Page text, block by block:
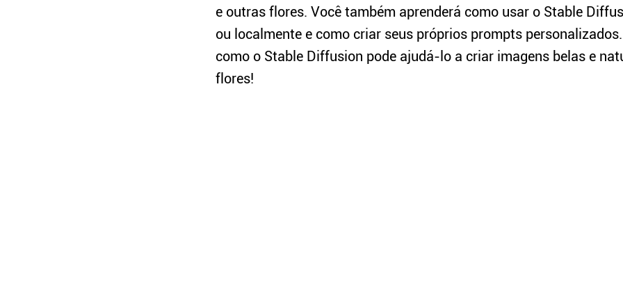
e outras flores. Você também aprenderá como usar o Stable
ou localmente e como criar seus próprios prompts
como o Stable Diffusion pode ajudá-lo a criar imagens belas e
flores!